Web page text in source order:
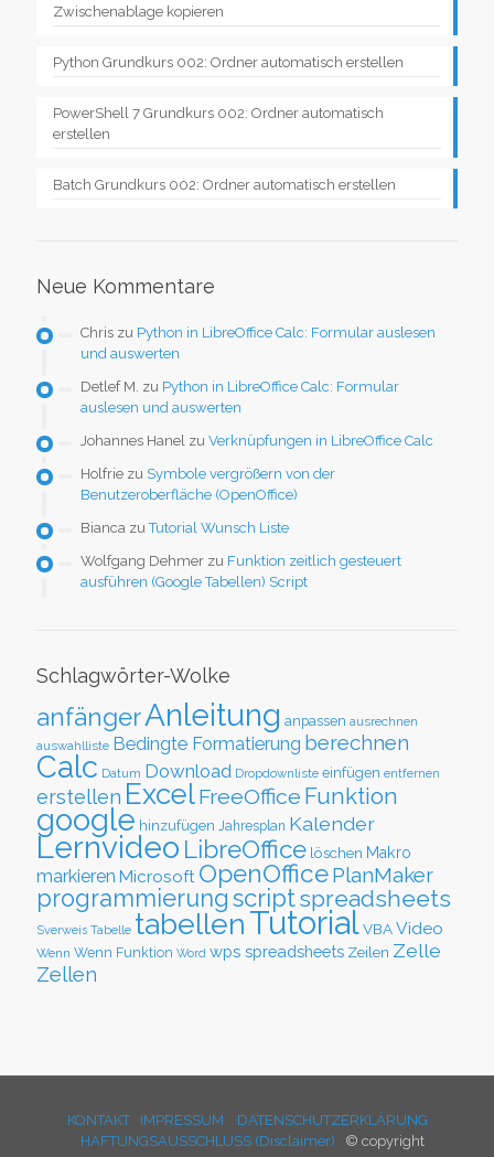
Zwischenablage kopieren
Python Grundkurs 002: Ordner automatisch erstellen
PowerShell 7 Grundkurs 002: Ordner automatisch
erstellen
Batch Grundkurs 002: Ordner automatisch erstellen
Neue Kommentare
Chris zu Python in LibreOffice Calc: Formular auslesen
und auswerten
Detlef M. zu Python in LibreOffice Calc: Formular
auslesen und auswerten
Johannes Hanel zu Verknüpfungen in LibreOffice Calc
Holfrie zu Symbole vergrößern von der
Benutzeroberfläche (OpenOffice)
Bianca zuTutorial Wunsch Liste
Wolfgang Dehmer zu Funktion zeitlich gesteuert
ausführen (Google Tabellen) Script
Schlagwörter-Wolke
anfängerAnleitung anpassen ausrechnen
auswahlliste Bedingte Formatierung berechnen
Calc Datum Download Dropdownliste einfügen entfernen
erstellen ExcelFreeOffice Funktion
google hinzufügen Jahresplan Kalender
Lernvideo LibreOffice löschen Makro
markieren Microsoft OpenOfficePlanMaker
programmierung scriptspreadsheets
Sverweis Tabelle tabellenTutorialVBAVideo
Wenn Wenn Funktion Word wps spreadsheets Zeilen Zelle
Zellen
KONTAKT IMPRESSUM
DATENSCHUTZERKLÄRUNG
HAFTUNGSAUSSCHLUSS (Disclaimer) © copyright